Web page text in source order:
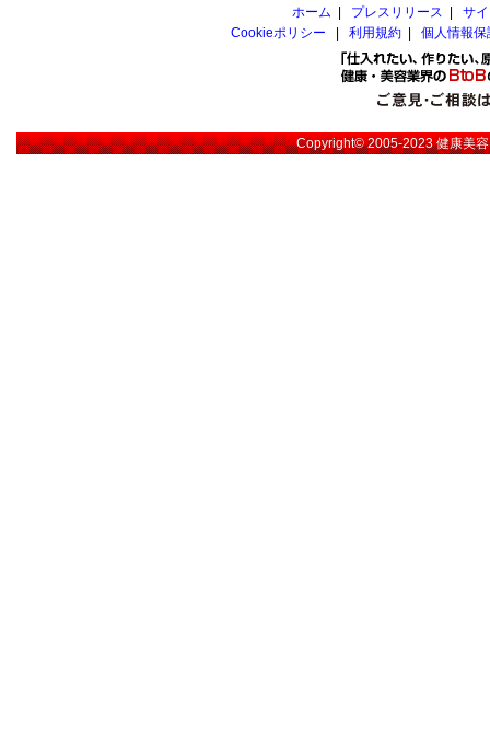
ホーム
プレスリリース
サ
Cookieポリシー
利用規約 個人情報
Copyright© 2005-2023健康美